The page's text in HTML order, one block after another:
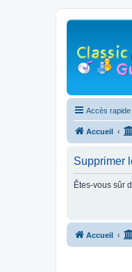
Accès rapide
Accueil
Supprimer
Êtes-vous sûr
Accueil